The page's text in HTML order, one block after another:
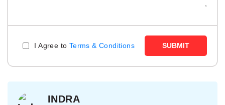
I Agree to Terms & Conditions SUBMIT
INDRA